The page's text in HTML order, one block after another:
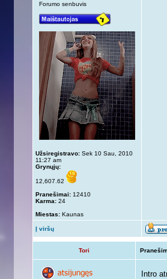
Forumo senbuvis
Užsiregistravo: Sek 10 Sau, 2010
11:27 am
Grynųjų:
12,607.62
Pranešimai: 12410
Karma: 24
Miestas: Kaunas
Į viršų
Tori
Intro